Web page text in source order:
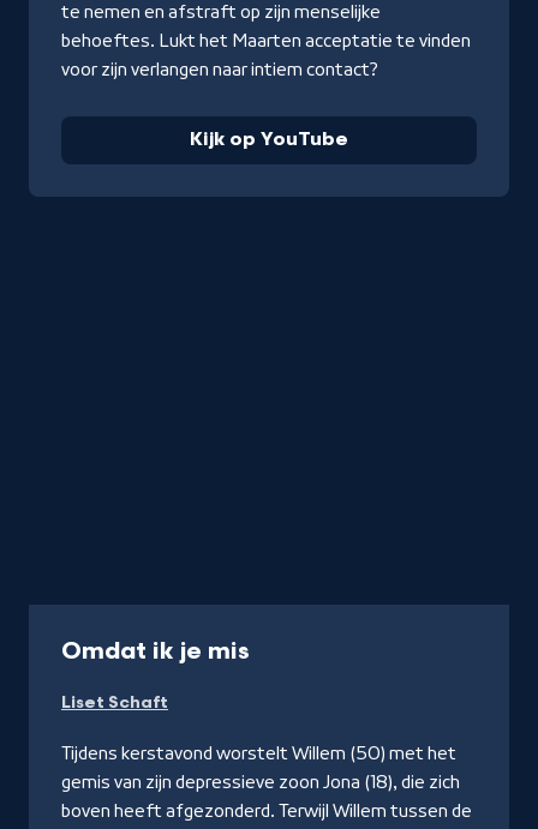
te nemen en afstraft op zijn menselijke
behoeftes. Lukt het Maarten acceptatie te vinden
voor zijn verlangen naar intiem contact?
Kijk op YouTube
Omdat ik je mis
YouTube
Liset Schaft
Tijdens kerstavond worstelt Willem (50) met het
gemis van zijn depressieve zoon Jona (18), die zich
boven heeft afgezonderd. Terwijl Willem tussen de